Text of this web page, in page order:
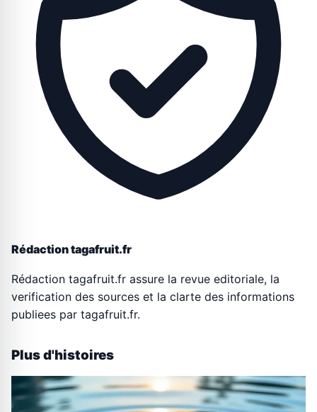
Rédaction tagafruit.fr
Rédaction tagafruit.fr assure la revue editoriale, la
verification des sources et la clarte des informations
publiees par tagafruit.fr.
Plus d'histoires